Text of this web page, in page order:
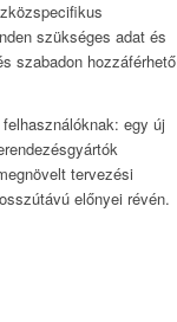
szükséges adat és
szabadon hozzáférhető
egy új
tervezési
előnyei révén.